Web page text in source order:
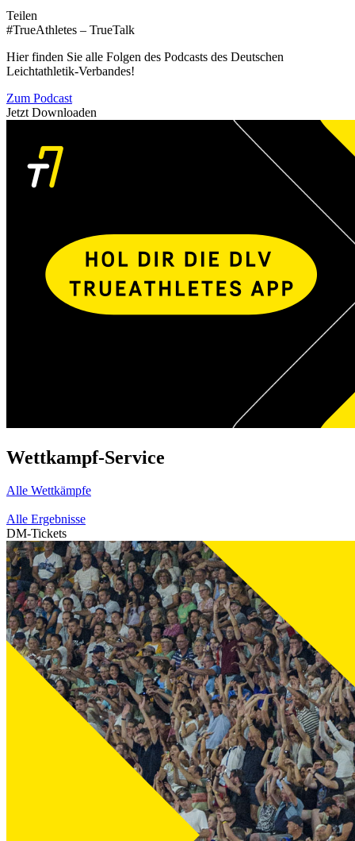
Teilen
#TrueAthletes – TrueTalk
Hier finden Sie alle Folgen des Podcasts des Deutschen
Leichtathletik-Verbandes!
Zum Podcast
Jetzt Downloaden
Wettkampf-Service
Alle Wettkämpfe
Alle Ergebnisse
DM-Tickets